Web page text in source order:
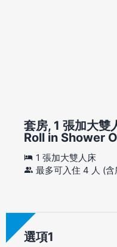
套房, 1 張加大
Roll in Shower
1 張加大雙人床
最多可入住 4 人 (
選項